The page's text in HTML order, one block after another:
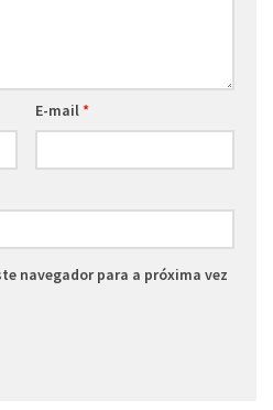
E-mail *
navegador para a próxima vez